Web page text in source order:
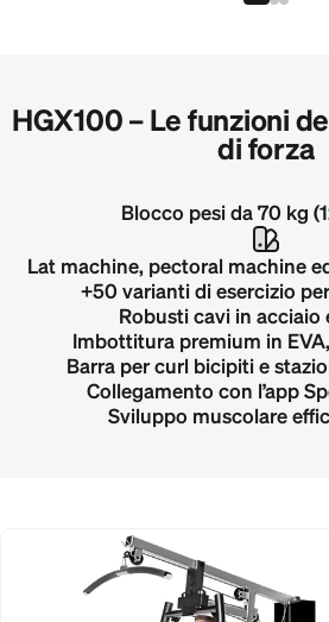
HGX100 – Le funzioni
di forza
Blocco pesi da 70 kg
Lat machine, pectoral machine
+50 varianti di esercizio
Robusti cavi in acciaio
Imbottitura premium in
Barra per curl bicipiti e
Collegamento con l’app
Sviluppo muscolare